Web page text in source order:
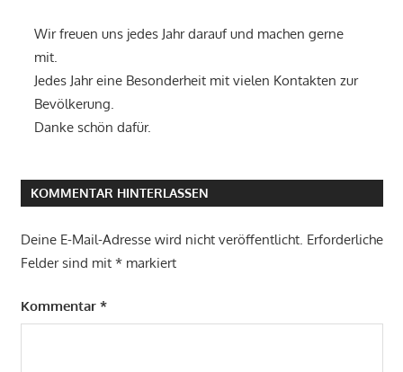
Wir freuen uns jedes Jahr darauf und machen gerne
mit.
Jedes Jahr eine Besonderheit mit vielen Kontakten zur
Bevölkerung.
Danke schön dafür.
KOMMENTAR HINTERLASSEN
Deine E-Mail-Adresse wird nicht veröffentlicht. Erforderliche
Felder sind mit *markiert
Kommentar *